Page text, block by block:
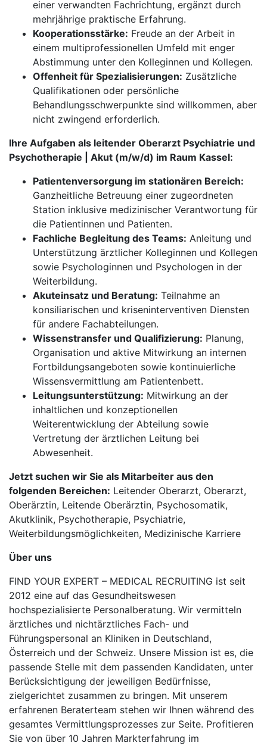
einer verwandten Fachrichtung, ergänzt durch
mehrjährige praktische Erfahrung.
Kooperationsstärke: Freude an der Arbeit in
einem multiprofessionellen Umfeld mit enger
Abstimmung unter den Kolleginnen und Kollegen.
Offenheit für Spezialisierungen: Zusätzliche
Qualifikationen oder persönliche
Behandlungsschwerpunkte sind willkommen, aber
nicht zwingend erforderlich.
Ihre Aufgaben als leitender Oberarzt Psychiatrie und
Psychotherapie | Akut (m/w/d) im Raum Kassel:
Patientenversorgung im stationären Bereich:
Ganzheitliche Betreuung einer zugeordneten
Station inklusive medizinischer Verantwortung für
die Patientinnen und Patienten.
Fachliche Begleitung des Teams: Anleitung und
Unterstützung ärztlicher Kolleginnen und Kollegen
sowie Psychologinnen und Psychologen in der
Weiterbildung.
Akuteinsatz und Beratung: Teilnahme an
konsiliarischen und kriseninterventiven Diensten
für andere Fachabteilungen.
Wissenstransfer und Qualifizierung: Planung,
Organisation und aktive Mitwirkung an internen
Fortbildungsangeboten sowie kontinuierliche
Wissensvermittlung am Patientenbett.
Leitungsunterstützung: Mitwirkung an der
inhaltlichen und konzeptionellen
Weiterentwicklung der Abteilung sowie
Vertretung der ärztlichen Leitung bei
Abwesenheit.
Jetzt suchen wir Sie als Mitarbeiter aus den
folgenden Bereichen: Leitender Oberarzt, Oberarzt,
Oberärztin, Leitende Oberärztin, Psychosomatik,
Akutklinik, Psychotherapie, Psychiatrie,
Weiterbildungsmöglichkeiten, Medizinische Karriere
Über uns
FIND YOUR EXPERT – MEDICAL RECRUITING ist seit
2012 eine auf das Gesundheitswesen
hochspezialisierte Personalberatung. Wir vermitteln
ärztliches und nichtärztliches Fach- und
Führungspersonal an Kliniken in Deutschland,
Österreich und der Schweiz. Unsere Mission ist es, die
passende Stelle mit dem passenden Kandidaten, unter
Berücksichtigung der jeweiligen Bedürfnisse,
zielgerichtet zusammen zu bringen. Mit unserem
erfahrenen Beraterteam stehen wir Ihnen während des
gesamtes Vermittlungsprozesses zur Seite. Profitieren
Sie von über 10 Jahren Markterfahrung im